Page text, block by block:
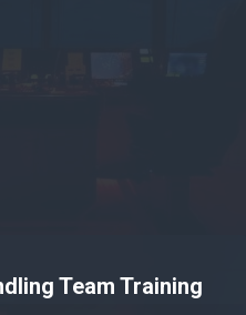
Team Training